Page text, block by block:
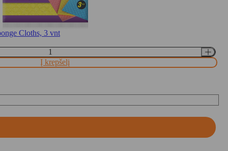
Cloths, 3 vnt
Į krepšelį